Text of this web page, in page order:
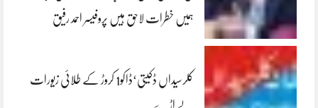
ہمیں خطرات لاحق ہیں پروفیسر احمد رفیق
کلرسیداں ڈکیتی‘ڈاکو1 کروڑ کے طلائی زیورات
لے اڑے